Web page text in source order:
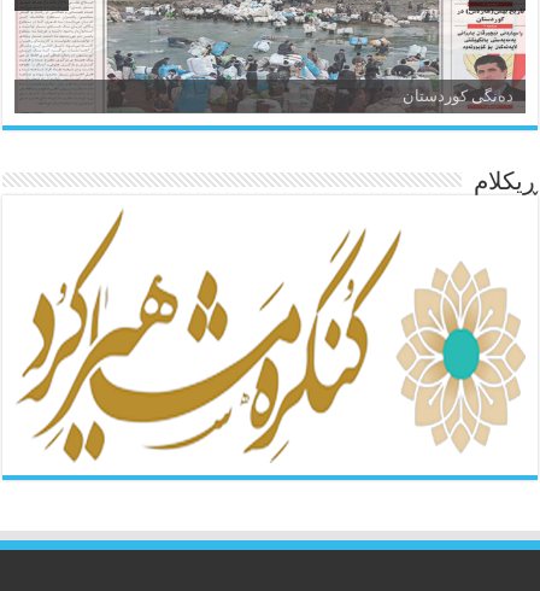
ده‌نگی کوردستان
ئاژانسی هەواڵی مێهر
ڕیکلام